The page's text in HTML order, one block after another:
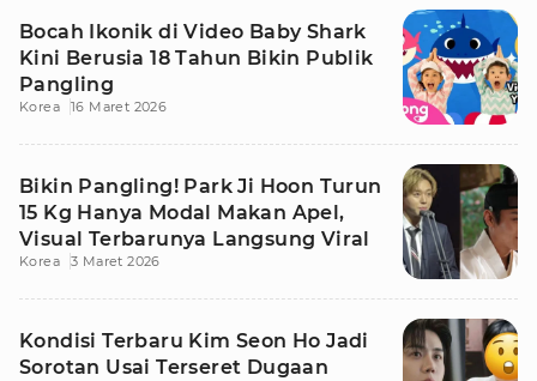
Bocah Ikonik di Video Baby Shark
Kini Berusia 18 Tahun Bikin Publik
Pangling
Korea 16 Maret 2026
Bikin Pangling! Park Ji Hoon Turun
15 Kg Hanya Modal Makan Apel,
Visual Terbarunya Langsung Viral
Korea 3 Maret 2026
Kondisi Terbaru Kim Seon Ho Jadi
Sorotan Usai Terseret Dugaan